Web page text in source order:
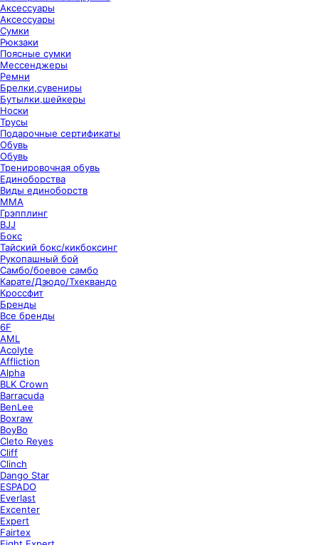
Аксессуары
Аксессуары
Сумки
Рюкзаки
Поясные сумки
Мессенджеры
Ремни
Брелки,сувениры
Бутылки,шейкеры
Носки
Трусы
Подарочные сертификаты
Обувь
Обувь
Тренировочная обувь
Единоборства
Виды единоборств
ММА
Грэпплинг
BJJ
Бокс
Тайский бокс/кикбоксинг
Рукопашный бой
Самбо/боевое самбо
Карате/Дзюдо/Тхеквандо
Кроссфит
Бренды
Все бренды
6F
AML
Acolyte
Affliction
Alpha
BLK Crown
Barracuda
BenLee
Boxraw
BoyBo
Cleto Reyes
Cliff
Clinch
Dango Star
ESPADO
Everlast
Excenter
Expert
Fairtex